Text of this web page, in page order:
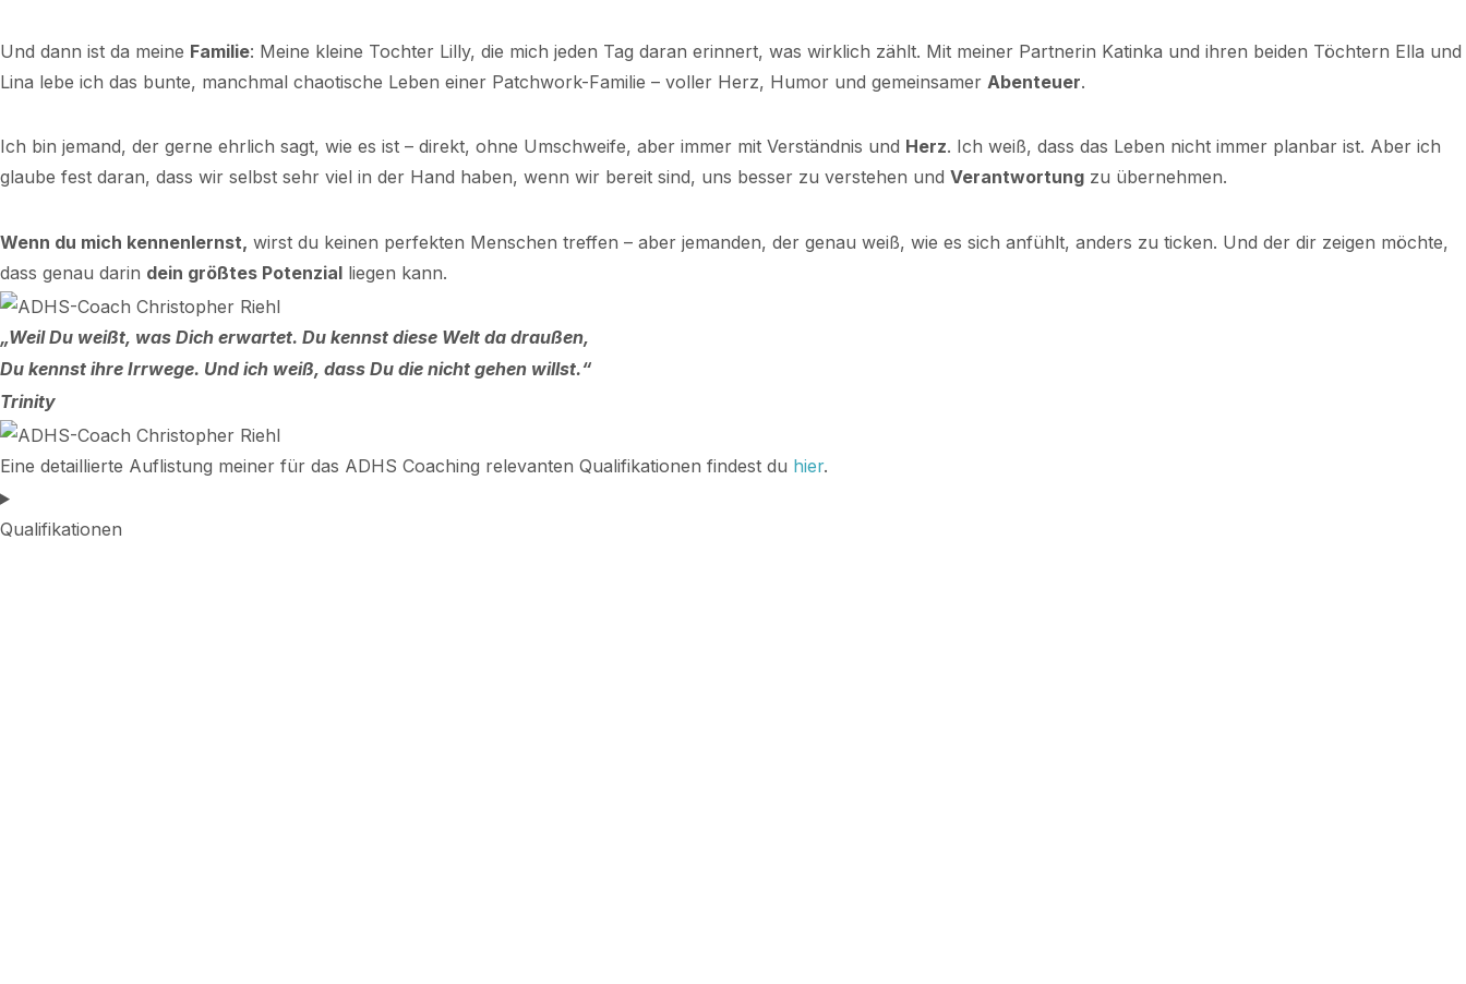
Und dann ist da meine Familie: Meine kleine Tochter Lilly, die mich jeden Tag daran erinnert, was wirklich zählt. Mit meiner Partnerin Katinka und ihren beiden Töchtern Ella und
Lina lebe ich das bunte, manchmal chaotische Leben einer Patchwork-Familie – voller Herz, Humor und gemeinsamer Abenteuer.
Ich bin jemand, der gerne ehrlich sagt, wie es ist – direkt, ohne Umschweife, aber immer mit Verständnis und Herz. Ich weiß, dass das Leben nicht immer planbar ist. Aber ich
glaube fest daran, dass wir selbst sehr viel in der Hand haben, wenn wir bereit sind, uns besser zu verstehen und Verantwortung zu übernehmen.
Wenn du mich kennenlernst, wirst du keinen perfekten Menschen treffen – aber jemanden, der genau weiß, wie es sich anfühlt, anders zu ticken. Und der dir zeigen möchte,
dass genau darin dein größtes Potenzial liegen kann.
„Weil Du weißt, was Dich erwartet. Du kennst diese Welt da draußen,
Du kennst ihre Irrwege. Und ich weiß, dass Du die nicht gehen willst.“
Trinity
Eine detaillierte Auflistung meiner für das ADHS Coaching relevanten Qualifikationen findest du hier.
Qualifikationen